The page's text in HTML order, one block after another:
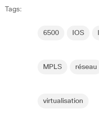
Tags:
6500 IOS
MPLS réseau
virtualisation